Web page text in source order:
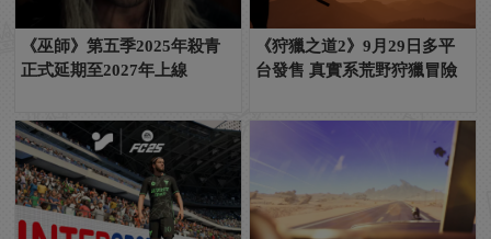
《巫師》第五季2025年殺青
正式延期至2027年上線
《狩獵之道2》9月29日多平
台發售 真實系荒野狩獵冒險